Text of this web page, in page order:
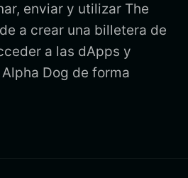
enviar y utilizar The
a crear una billetera de
a las dApps y
Dog de forma